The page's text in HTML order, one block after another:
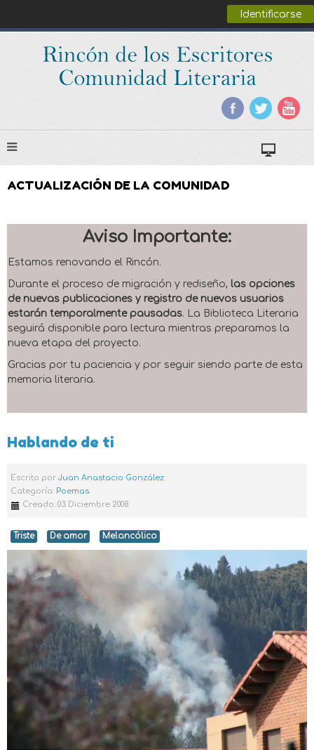
Identificarse
ACTUALIZACIÓN DE LA COMUNIDAD
Aviso Importante:
Estamos renovando el Rincón.
Durante el proceso de migración y rediseño, las opciones
de nuevas publicaciones y registro de nuevos usuarios
estarán temporalmente pausadas. La Biblioteca Literaria
seguirá disponible para lectura mientras preparamos la
nueva etapa del proyecto.
Gracias por tu paciencia y por seguir siendo parte de esta
memoria literaria.
Hablando de ti
Escrito por Juan Anastacio González
Categoría: Poemas
Creado: 03 Diciembre 2008
Triste De amor Melancólico